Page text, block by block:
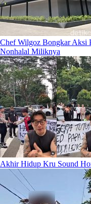
Chef Wilgoz Bongkar Aksi
Nonhalal Miliknya
Akhir Hidup Kru Sound